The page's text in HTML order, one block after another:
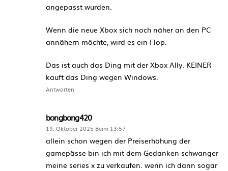
angepasst wurden.
Wenn die neue Xbox sich noch näher an den PC
annähern möchte, wird es ein Flop.
Das ist auch das Ding mit der Xbox Ally. KEINER
kauft das Ding wegen Windows.
Antworten
bongbong420
19. Oktober 2025 Beim 13:57
allein schon wegen der Preiserhöhung der
gamepässe bin ich mit dem Gedanken schwanger
meine series x zu verkaufen. wenn ich dann sogar